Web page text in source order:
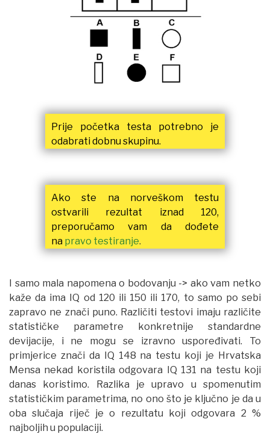
Prije početka testa potrebno je
odabrati dobnu skupinu.
Ako ste na norveškom testu
ostvarili rezultat iznad 120,
preporučamo vam da dođete
na pravo testiranje.
I samo mala napomena o bodovanju -> ako vam netko
kaže da ima IQ od 120 ili 150 ili 170, to samo po sebi
zapravo ne znači puno. Različiti testovi imaju različite
statističke parametre konkretnije standardne
devijacije, i ne mogu se izravno uspoređivati. To
primjerice znači da IQ 148 na testu koji je Hrvatska
Mensa nekad koristila odgovara IQ 131 na testu koji
danas koristimo. Razlika je upravo u spomenutim
statističkim parametrima, no ono što je ključno je da u
oba slučaja riječ je o rezultatu koji odgovara 2 %
najboljih u populaciji.